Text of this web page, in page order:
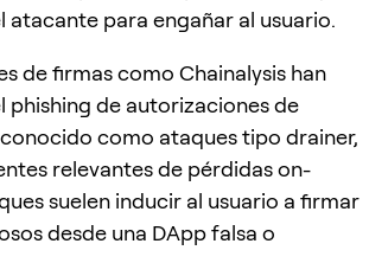
atacante para engañar al usuario.
de firmas como Chainalysis han
phishing de autorizaciones de
como ataques tipo drainer,
relevantes de pérdidas on-
suelen inducir al usuario a firmar
desde una DApp falsa o